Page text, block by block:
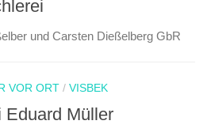
und Carsten Dießelberg GbR
VOR ORT / VISBEK
Eduard Müller